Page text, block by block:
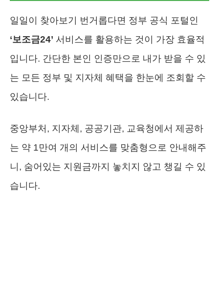
일일이 찾아보기 번거롭다면 정부 공식 포털인
‘보조금24’ 서비스를 활용하는 것이 가장 효율적
입니다. 간단한 본인 인증만으로 내가 받을 수 있
는 모든 정부 및 지자체 혜택을 한눈에 조회할 수
있습니다.
중앙부처, 지자체, 공공기관, 교육청에서 제공하
는 약 1만여 개의 서비스를 맞춤형으로 안내해주
니, 숨어있는 지원금까지 놓치지 않고 챙길 수 있
습니다.